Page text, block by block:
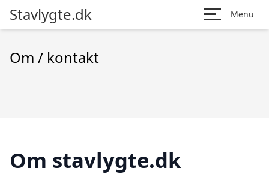
Stavlygte.dk Menu
Om / kontakt
Om stavlygte.dk